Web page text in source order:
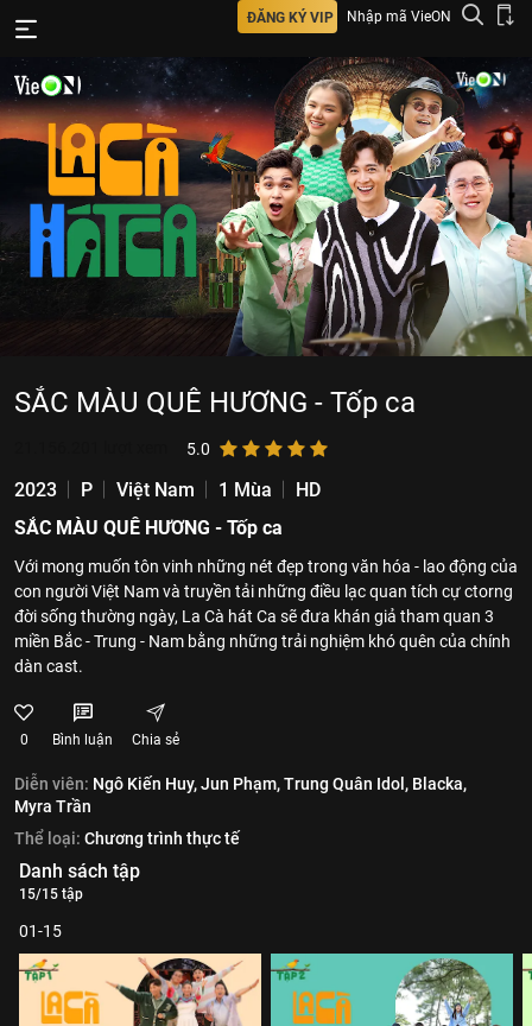
ĐĂNG KÝ VIP Nhập mã VieON
SẮC MÀU QUÊ HƯƠNG - Tốp ca
5.0
2023 P Việt Nam 1 Mùa
HD
SẮC MÀU QUÊ HƯƠNG - Tốp ca
Với mong muốn tôn vinh những nét đẹp trong văn hóa - lao động của
con người Việt Nam và truyền tải những điều lạc quan tích cự ctorng
đời sống thường ngày, La Cà hát Ca sẽ đưa khán giả tham quan 3
miền Bắc - Trung - Nam bằng những trải nghiệm khó quên của chính
dàn cast.
0 Bình luận Chia sẻ
Diễn viên: Ngô Kiến Huy,Jun Phạm,Trung Quân Idol, Blacka,
Myra Trần
Thể loại: Chương trình thực tế
Danh sách tập
15/15 tập
01-15